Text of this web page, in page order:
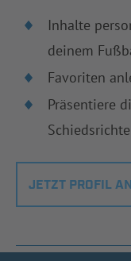
Inhalte
deinem
Favoriten
Präsentiere
JETZT PROFIL